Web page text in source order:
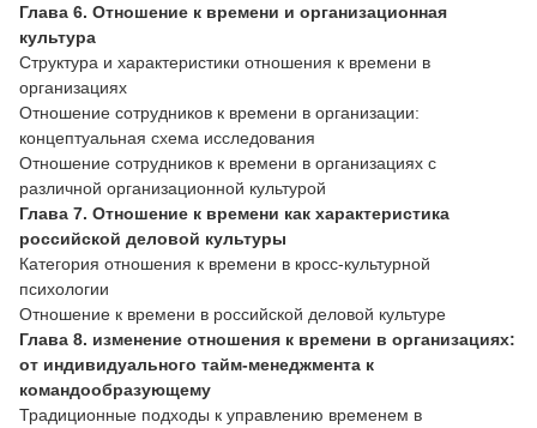
Глава 6. Отношение к времени и организационная
культура
Структура и характеристики отношения к времени в
организациях
Отношение сотрудников к времени в организации:
концептуальная схема исследования
Отношение сотрудников к времени в организациях с
различной организационной культурой
Глава 7. Отношение к времени как характеристика
российской деловой культуры
Категория отношения к времени в кросс-культурной
психологии
Отношение к времени в российской деловой культуре
Глава 8. изменение отношения к времени в организациях:
от индивидуального тайм-менеджмента к
командообразующему
Традиционные подходы к управлению временем в